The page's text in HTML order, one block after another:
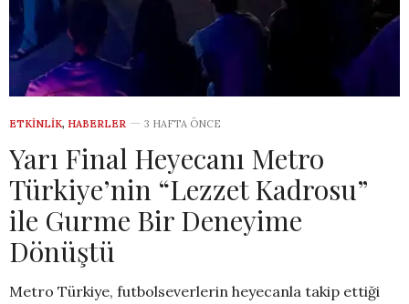
ETKINLIK, HABERLER 3 HAFTA ÖNCE
Yarı Final Heyecanı Metro
Türkiye’nin “Lezzet Kadrosu”
ile Gurme Bir Deneyime
Dönüştü
Metro Türkiye, futbolseverlerin heyecanla takip ettiği